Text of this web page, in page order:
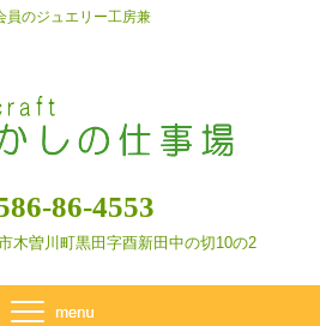
員のジュエリー工房兼
86-4553
木曽川町黒田字酉新田 中の切10の2